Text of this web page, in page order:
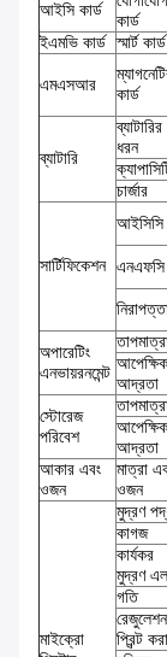
আইসি কার্ড
কার্ড
ইএমভি কার্ড স্মার্ট কার্ড
এমএসআর
কার্ড
ব্যাটারি
ব্যাটারির
ধরন
চার্জার
সার্টিফিকেশন
আইসিসি
এনএফসি
অপারেটিং
এনভায়রনমেন্ট আপেক্ষিক
আদ্রতা
স্টোরেজ
পরিবেশ
আপেক্ষিক
আদ্রতা
আকার এবং
ওজন
মাত্রা
ওজন
মাইক্রো
মুদ্রণ
কাগজ
কার্যকর
মুদ্রণ
গতি
রেজুলেশন
প্রিন্ট করা